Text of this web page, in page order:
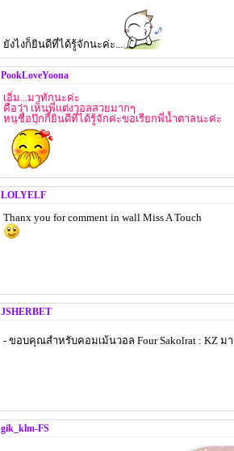
ยังไงก็ยินดีที่ได้รู้จักนะค่ะ...
PookLoveYoona
เอิ่ม...มาทักนะค่ะ
คือว่า เห็นพี่แต่งวอลสวยมากๆ
หนูชื่อปุ๊กกี้ยินดีที่ได้รู้จักค่ะขอเรียกพี่น้ำตาลนะค่ะ
LOLYELF
Thanx you for comment in wall Miss A Touch
JSHERBET
- ขอบคุณสำหรับคอมเม้นวอล Four Sakolrat : KZ ม
gik_klm-FS